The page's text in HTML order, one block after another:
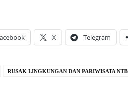
X Telegram
RUSAK LINGKUNGAN DAN PARIWISATA NTB